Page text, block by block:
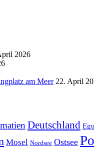
2026
am Meer 22. April
Deutschland
Mosel Nordsee Ostsee